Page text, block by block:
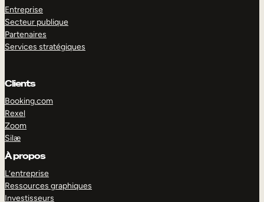
Entreprise
Secteur publique
Partenaires
Services stratégiques
Clients
Booking.com
Rexel
Zoom
Silæ
À propos
L’entreprise
Ressources graphiques
Investisseurs